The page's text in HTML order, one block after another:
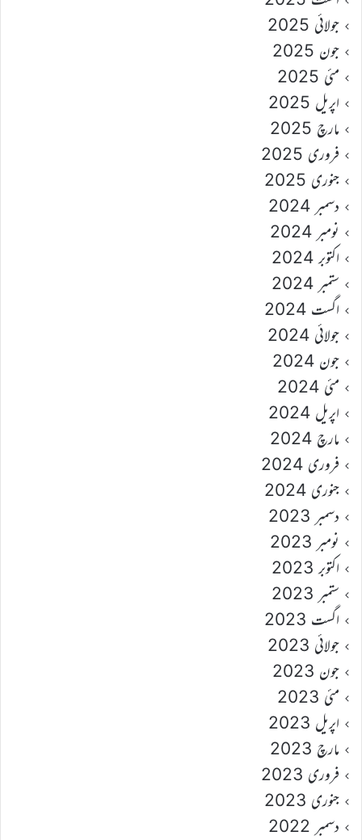
جولائی 2025
جون 2025
مئی 2025
اپریل 2025
مارچ 2025
فروری 2025
جنوری 2025
دسمبر 2024
نومبر 2024
اکتوبر 2024
ستمبر 2024
اگست 2024
جولائی 2024
جون 2024
مئی 2024
اپریل 2024
مارچ 2024
فروری 2024
جنوری 2024
دسمبر 2023
نومبر 2023
اکتوبر 2023
ستمبر 2023
اگست 2023
جولائی 2023
جون 2023
مئی 2023
اپریل 2023
مارچ 2023
فروری 2023
جنوری 2023
دسمبر 2022